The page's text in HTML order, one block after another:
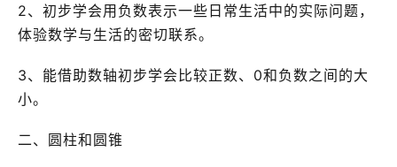
2、初步学会用负数表示一些日常生活中的实际问题，
体验数学与生活的密切联系。
3、能借助数轴初步学会比较正数、0和负数之间的大
小。
二、圆柱和圆锥